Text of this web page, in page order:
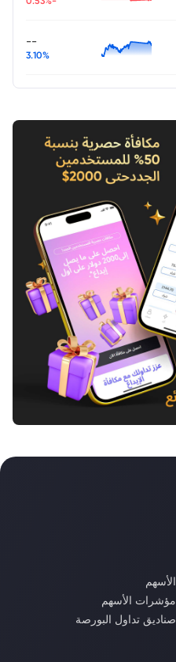
--
3.10%
الأسهم
مؤشرات الأسهم
صناديق تداول البورصة